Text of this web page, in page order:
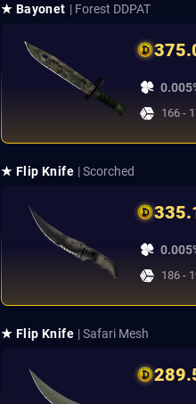
★ Bayonet | Forest DDPAT
166 -
★ Flip Knife | Scorched
186 -
★ Flip Knife | Safari Mesh